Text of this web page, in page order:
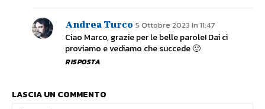
Andrea Turco 5 Ottobre 2023 In 11:47
Ciao Marco, grazie per le belle parole! Dai ci
proviamo e vediamo che succede 🙂
RISPOSTA
LASCIA UN COMMENTO